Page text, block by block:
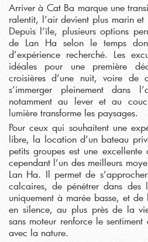
Arriver à Cat Ba marque une
ralentit, l’air devient plus marin et
Depuis l’île, plusieurs options
de Lan Ha selon le temps
d’expérience recherché. Les
idéales pour une première
croisières d’une nuit, voire de
s’immerger pleinement dans
notamment au lever et au
lumière transforme les paysages.
Pour ceux qui souhaitent une
libre, la location d’un bateau
petits groupes est une
cependant l’un des meilleurs
Lan Ha. Il permet de
calcaires, de pénétrer dans des
uniquement à marée basse, et
en silence, au plus près de la
sans moteur renforce le
avec la nature.